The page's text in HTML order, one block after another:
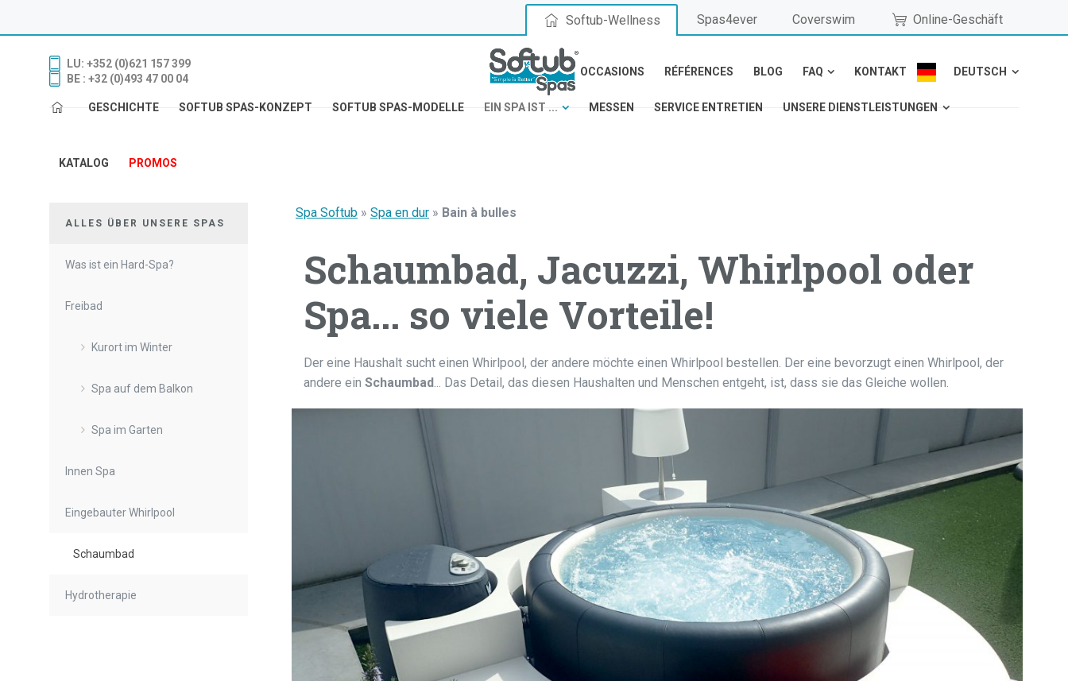
Softub-Wellness Spas4ever Coverswim Online-Geschäft
LU: +352 (0)621 157 399
BE : +32 (0)493 47 00 04
OCCASIONS RÉFÉRENCES BLOG FAQ KONTAKT DEUTSCH
GESCHICHTE SOFTUB SPAS-KONZEPT SOFTUB SPAS-MODELLE EIN SPA IST ... MESSEN SERVICE ENTRETIEN UNSERE DIENSTLEISTUNGEN
KATALOG PROMOS
Spa Softub » Spa en dur » Bain à bulles
Schaumbad, Jacuzzi, Whirlpool oder
Spa... so viele Vorteile!
Der eine Haushalt sucht einen Whirlpool, der andere möchte einen Whirlpool bestellen. Der eine bevorzugt einen Whirlpool, der
andere ein Schaumbad... Das Detail, das diesen Haushalten und Menschen entgeht, ist, dass sie das Gleiche wollen.
ALLES ÜBER UNSERE SPAS
Was ist ein Hard-Spa?
Freibad
Kurort im Winter
Spa auf dem Balkon
Spa im Garten
Innen Spa
Eingebauter Whirlpool
Schaumbad
Hydrotherapie